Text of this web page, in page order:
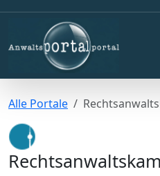
Alle Portale